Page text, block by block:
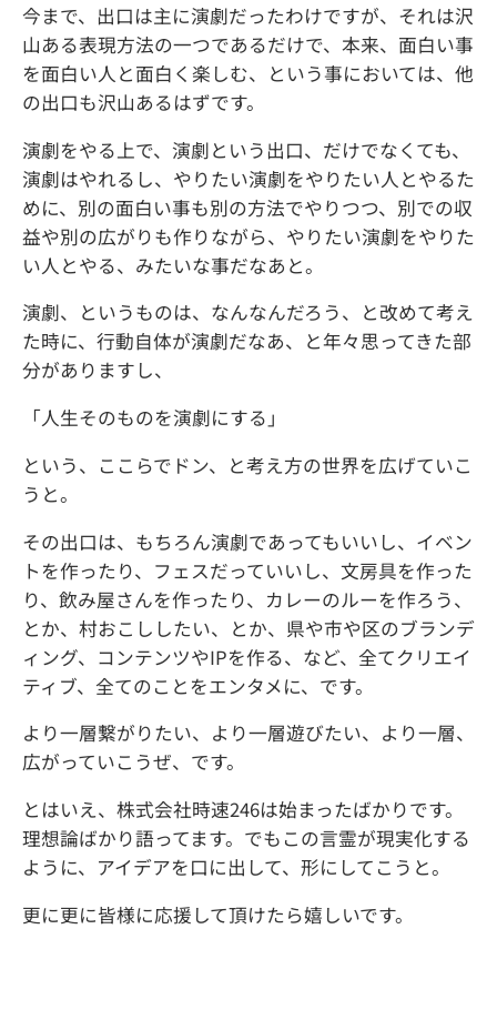
今まで、出口は主に演劇だったわけですが、それは沢
山ある表現方法の一つであるだけで、本来、面白い事
を面白い人と面白く楽しむ、という事においては、他
の出口も沢山あるはずです。
演劇をやる上で、演劇という出口、だけでなくても、
演劇はやれるし、やりたい演劇をやりたい人とやるた
めに、別の面白い事も別の方法でやりつつ、別での収
益や別の広がりも作りながら、やりたい演劇をやりた
い人とやる、みたいな事だなあと。
演劇、というものは、なんなんだろう、と改めて考え
た時に、行動自体が演劇だなあ、と年々思ってきた部
分がありますし、
「人生そのものを演劇にする」
という、ここらでドン、と考え方の世界を広げていこ
うと。
その出口は、もちろん演劇であってもいいし、イベン
トを作ったり、フェスだっていいし、文房具を作った
り、飲み屋さんを作ったり、カレーのルーを作ろう、
とか、村おこししたい、とか、県や市や区のブランデ
ィング、コンテンツやIPを作る、など、全てクリエイ
ティブ、全てのことをエンタメに、です。
より一層繋がりたい、より一層遊びたい、より一層、
広がっていこうぜ、です。
とはいえ、株式会社時速246は始まったばかりです。
理想論ばかり語ってます。でもこの言霊が現実化する
ように、アイデアを口に出して、形にしてこうと。
更に更に皆様に応援して頂けたら嬉しいです。